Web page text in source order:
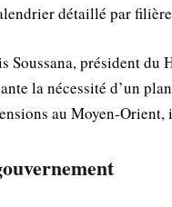
détaillé par
Soussana, président
la nécessité d’un
au